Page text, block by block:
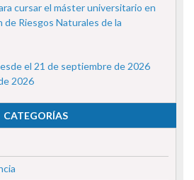
cursar el máster universitario en
Riesgos Naturales de la
el 21 de septiembre de 2026
2026
CATEGORÍAS